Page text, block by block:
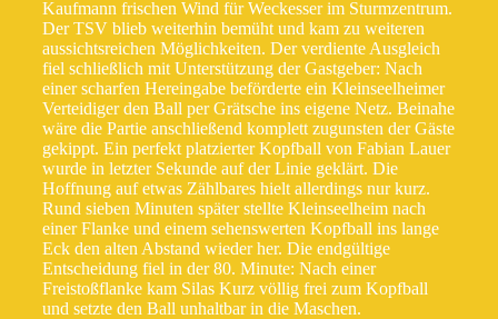
Kaufmann frischen Wind für Weckesser im Sturmzentrum.
Der TSV blieb weiterhin bemüht und kam zu weiteren
aussichtsreichen Möglichkeiten. Der verdiente Ausgleich
fiel schließlich mit Unterstützung der Gastgeber: Nach
einer scharfen Hereingabe beförderte ein Kleinseelheimer
Verteidiger den Ball per Grätsche ins eigene Netz. Beinahe
wäre die Partie anschließend komplett zugunsten der Gäste
gekippt. Ein perfekt platzierter Kopfball von Fabian Lauer
wurde in letzter Sekunde auf der Linie geklärt. Die
Hoffnung auf etwas Zählbares hielt allerdings nur kurz.
Rund sieben Minuten später stellte Kleinseelheim nach
einer Flanke und einem sehenswerten Kopfball ins lange
Eck den alten Abstand wieder her. Die endgültige
Entscheidung fiel in der 80. Minute: Nach einer
Freistoßflanke kam Silas Kurz völlig frei zum Kopfball
und setzte den Ball unhaltbar in die Maschen.